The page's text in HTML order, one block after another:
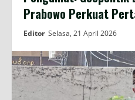
Prabowo Perkuat
Editor Selasa, 21 April 2026